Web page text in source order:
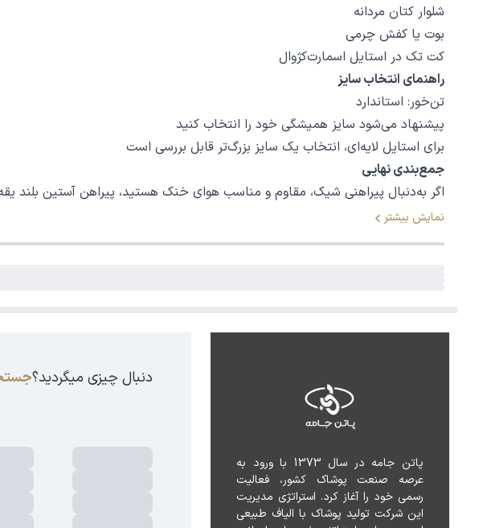
شلوار کتان مردانه
بوت یا کفش چرمی
کت تک در استایل اسمارت‌کژوال
راهنمای انتخاب سایز
تن‌خور: استاندارد
پیشنهاد می‌شود سایز همیشگی خود را انتخاب کنید
برای استایل لایه‌ای، انتخاب یک سایز بزرگ‌تر قابل بررسی است
جمع‌بندی نهایی
اگر به‌دنبال پیراهنی شیک، مقاوم و مناسب هوای خنک هستید، پیراهن آستین بلند
نمایش بیشتر
دنبال چیزی میگردید؟